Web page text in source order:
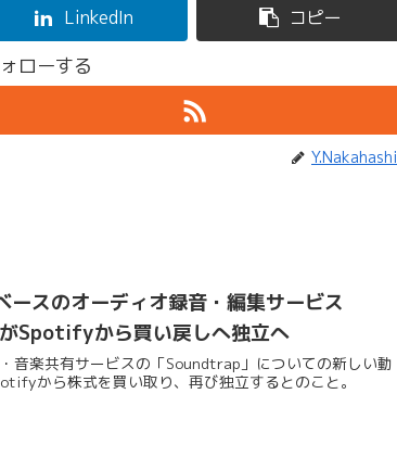
LinkedIn コピー
ローする
Y.Nakahashi
スのオーディオ録音・編集サービス
Spotifyから買い戻しへ独立へ
音楽共有サービスの「Soundtrap」についての新しい動
から株式を買い取り、再び独立するとのこと。